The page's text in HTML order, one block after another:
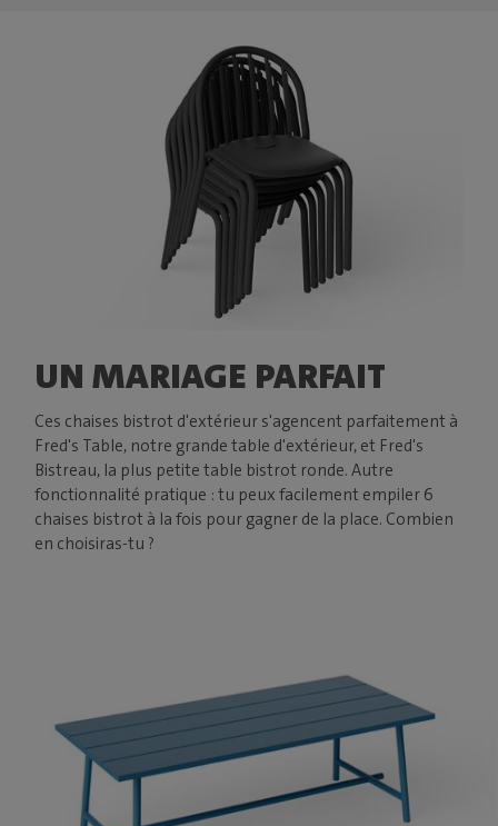
UN MARIAGE PARFAIT
Ces chaises bistrot d'extérieur s'agencent parfaitement à
Fred's Table, notre grande table d'extérieur, et Fred's
Bistreau, la plus petite table bistrot ronde. Autre
fonctionnalité pratique : tu peux facilement empiler 6
chaises bistrot à la fois pour gagner de la place. Combien
en choisiras-tu ?